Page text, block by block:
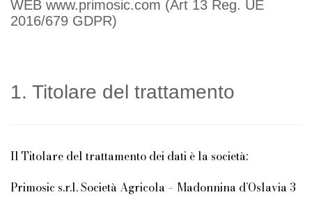
WEB www.primosic.com (Art 13 Reg. UE
2016/679 GDPR)
1. Titolare del trattamento
Il Titolare del trattamento dei dati è la società:
Primosic s.r.l. Società Agricola – Madonnina d’Oslavia 3